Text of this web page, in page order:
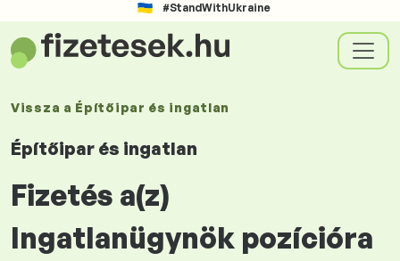
#StandWithUkraine
Vissza a Építőipar és ingatlan
Építőipar és ingatlan
Fizetés a(z)
Ingatlanügynök pozícióra